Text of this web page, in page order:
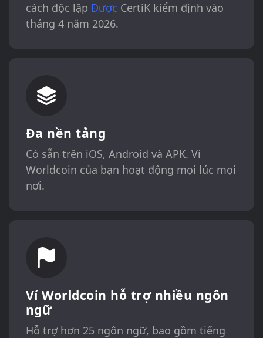
cách độc lập Được CertiK kiểm định vào
tháng 4 năm 2026.
Đa nền tảng
Có sẵn trên iOS, Android và APK. Ví
Worldcoin của bạn hoạt động mọi lúc mọi
nơi.
Ví Worldcoin hỗ trợ nhiều ngôn
ngữ
Hỗ trợ hơn 25 ngôn ngữ, bao gồm tiếng